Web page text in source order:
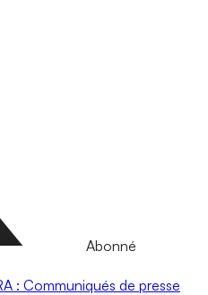
Abonné
: Communiqués de presse